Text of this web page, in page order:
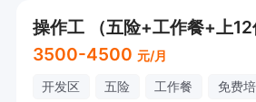
操作工 （五险+工作餐+上12
3500-4500 元/月
开发区 五险 工作餐 免费